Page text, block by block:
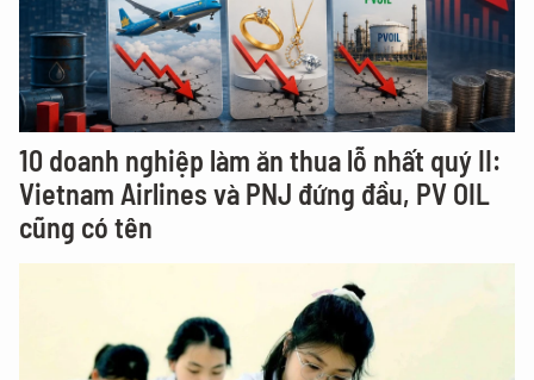
10 doanh nghiệp làm ăn thua lỗ nhất quý II:
Vietnam Airlines và PNJ đứng đầu, PV OIL
cũng có tên